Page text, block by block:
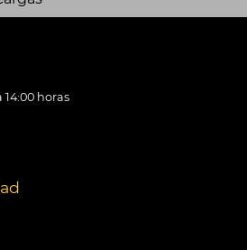
14:00 horas